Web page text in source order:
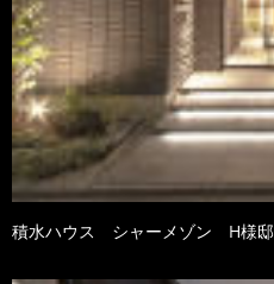
積水ハウス シャーメゾン H様邸